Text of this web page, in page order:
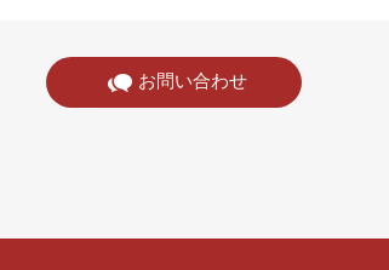
お問い合わせ